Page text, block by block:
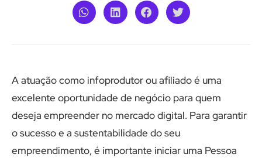
A atuação como infoprodutor ou afiliado é uma
excelente oportunidade de negócio para quem
deseja empreender no mercado digital. Para garantir
o sucesso e a sustentabilidade do seu
empreendimento, é importante iniciar uma Pessoa